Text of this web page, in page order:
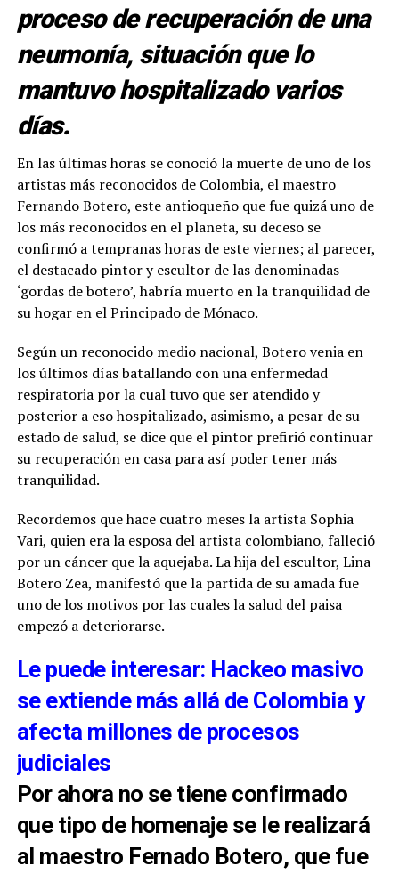
proceso de recuperación de una
neumonía, situación que lo
mantuvo hospitalizado varios
días.
En las últimas horas se conoció la muerte de uno de los
artistas más reconocidos de Colombia, el maestro
Fernando Botero, este antioqueño que fue quizá uno de
los más reconocidos en el planeta, su deceso se
confirmó a tempranas horas de este viernes; al parecer,
el destacado pintor y escultor de las denominadas
‘gordas de botero’, habría muerto en la tranquilidad de
su hogar en el Principado de Mónaco.
Según un reconocido medio nacional, Botero venia en
los últimos días batallando con una enfermedad
respiratoria por la cual tuvo que ser atendido y
posterior a eso hospitalizado, asimismo, a pesar de su
estado de salud, se dice que el pintor prefirió continuar
su recuperación en casa para así poder tener más
tranquilidad.
Recordemos que hace cuatro meses la artista Sophia
Vari, quien era la esposa del artista colombiano, falleció
por un cáncer que la aquejaba. La hija del escultor, Lina
Botero Zea, manifestó que la partida de su amada fue
uno de los motivos por las cuales la salud del paisa
empezó a deteriorarse.
Le puede interesar: Hackeo masivo
se extiende más allá de Colombia y
afecta millones de procesos
judiciales
Por ahora no se tiene confirmado
que tipo de homenaje se le realizará
al maestro Fernado Botero, que fue